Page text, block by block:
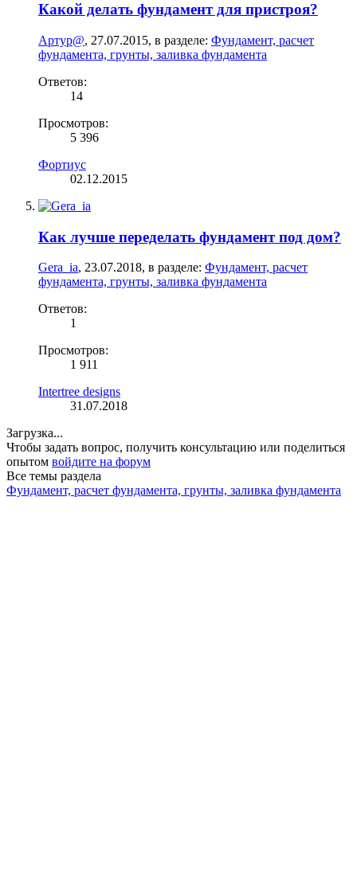
Какой делать фундамент для пристроя?
Артур@, 27.07.2015, в разделе: Фундамент, расчет
фундамента, грунты, заливка фундамента
Ответов:
14
Просмотров:
5 396
Фортиус
02.12.2015
Как лучше переделать фундамент под дом?
Gera_ia, 23.07.2018, в разделе: Фундамент, расчет
фундамента, грунты, заливка фундамента
Ответов:
1
Просмотров:
1 911
Intertree designs
31.07.2018
Загрузка...
Чтобы задать вопрос, получить консультацию или поделиться
опытом войдите на форум
Все темы раздела
Фундамент, расчет фундамента, грунты, заливка фундамента